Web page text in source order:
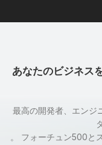
あなたのビジネス
最高の開発者、エンジ
。 フォーチュン500と